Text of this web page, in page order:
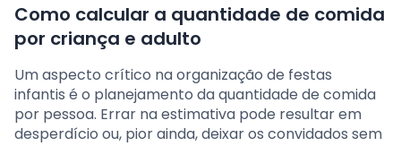
Como calcular a quantidade de comida
por criança e adulto
Um aspecto crítico na organização de festas
infantis é o planejamento da quantidade de comida
por pessoa. Errar na estimativa pode resultar em
desperdício ou, pior ainda, deixar os convidados sem